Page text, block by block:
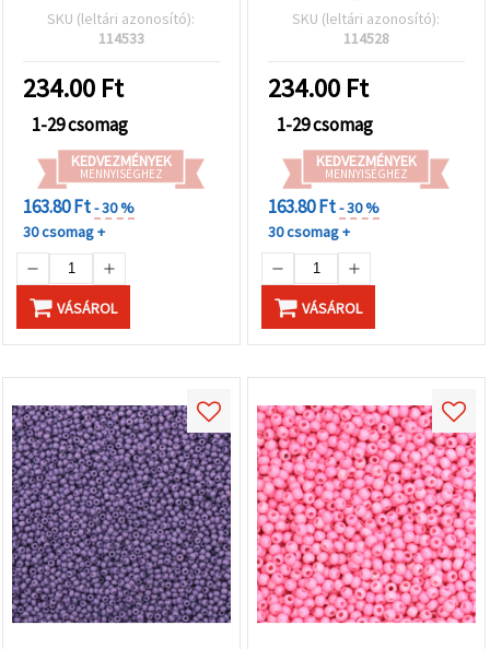
világosbarna, 15 g (kb.
2050 db)
SKU (leltári azonosító):
114533
234.00 Ft
1-29 csomag
KEDVEZMÉNYEK
MENNYISÉGHEZ
163.80 Ft- 30 %
30 csomag +
VÁSÁROL
(~2050 db)
SKU (leltári azonosító):
114528
234.00 Ft
1-29 csomag
KEDVEZMÉNYEK
MENNYISÉGHEZ
163.80 Ft- 30 %
30 csomag +
VÁSÁROL